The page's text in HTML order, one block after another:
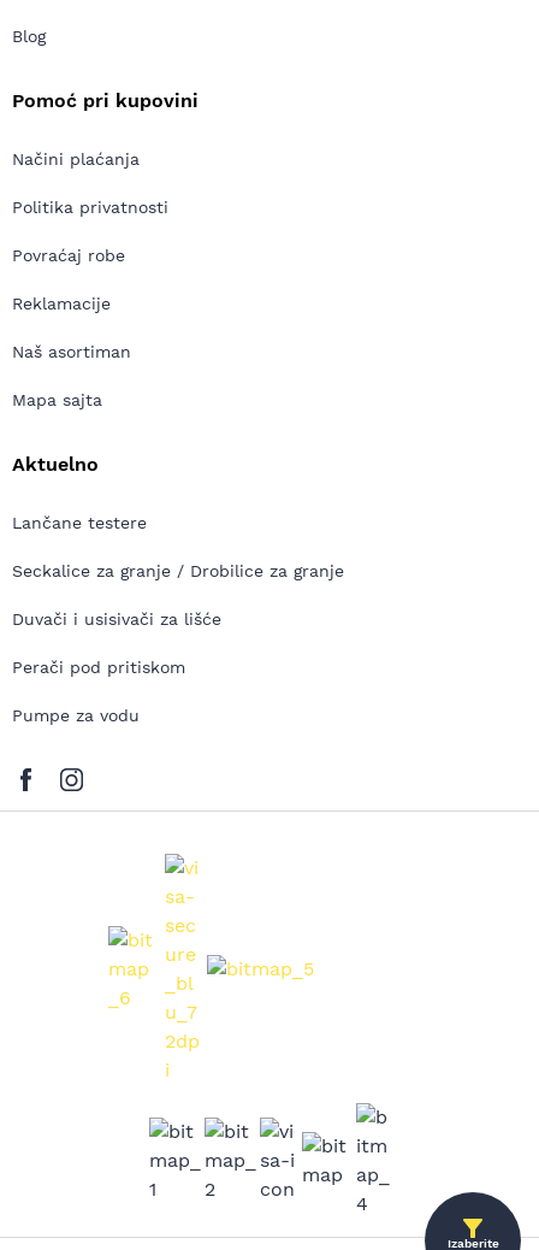
Izaberite
Blog
Pomoć pri kupovini
Načini plaćanja
Politika privatnosti
Povraćaj robe
Reklamacije
Naš asortiman
Mapa sajta
Aktuelno
Lančane testere
Seckalice za granje / Drobilice za granje
Duvači i usisivači za lišće
Perači pod pritiskom
Pumpe za vodu